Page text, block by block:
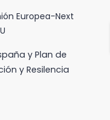
Europea-Next